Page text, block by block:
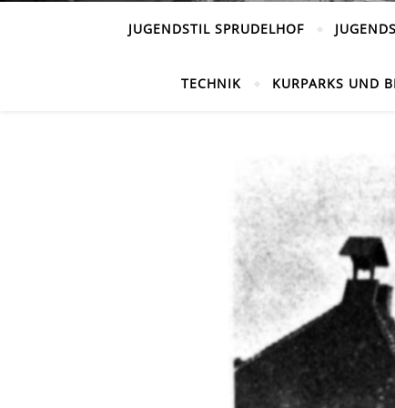
JUGENDSTIL SPRUDELHOF
TECHNIK KURPARKS UND